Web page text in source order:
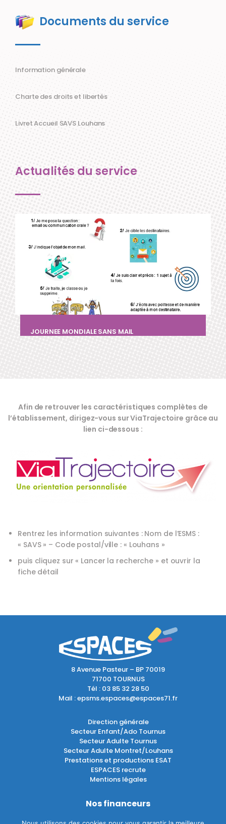
Documents du service
Information générale
Charte des droits et libertés
Livret Accueil SAVS Louhans
Actualités du service
JOURNEE MONDIALE SANS MAIL
Afin de retrouver les caractéristiques complètes de
l’établissement, dirigez-vous sur ViaTrajectoire grâce au
lien ci-dessous :
Rentrez les information suivantes : Nom de l’ESMS :
« SAVS » – Code postal/ville : « Louhans »
puis cliquez sur « Lancer la recherche » et ouvrir la
fiche détail
8 Avenue Pasteur – BP 70019
71700 TOURNUS
Tél : 03 85 32 28 50
Mail :epsms.espaces@espaces71.fr
Direction générale
Secteur Enfant/Ado Tournus
Secteur Adulte Tournus
Secteur Adulte Montret/Louhans
Prestations et productions ESAT
ESPACES recrute
Mentions légales
Nos financeurs